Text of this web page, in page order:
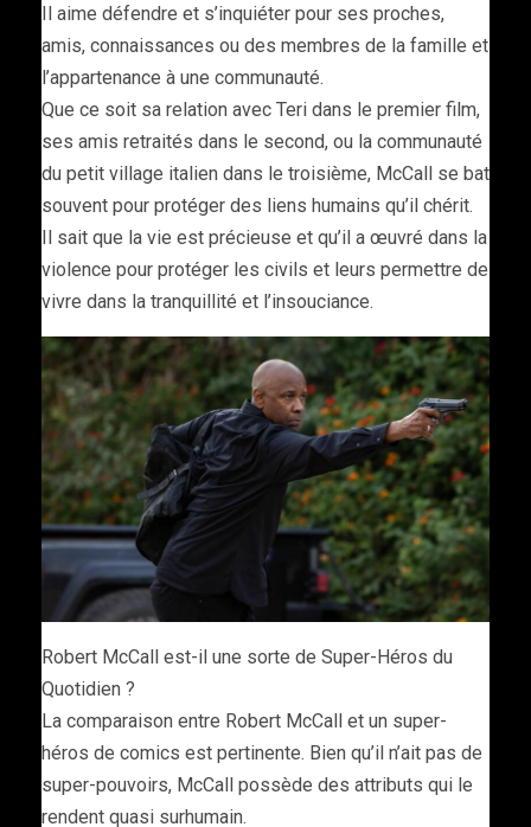
Il aime défendre et s’inquiéter pour ses proches,
amis, connaissances ou des membres de la famille et
l’appartenance à une communauté.
Que ce soit sa relation avec Teri dans le premier film,
ses amis retraités dans le second, ou la communauté
du petit village italien dans le troisième, McCall se bat
souvent pour protéger des liens humains qu’il chérit.
Il sait que la vie est précieuse et qu’il a œuvré dans la
violence pour protéger les civils et leurs permettre de
vivre dans la tranquillité et l’insouciance.
Robert McCall est-il une sorte de Super-Héros du
Quotidien ?
La comparaison entre Robert McCall et un super-
héros de comics est pertinente. Bien qu’il n’ait pas de
super-pouvoirs, McCall possède des attributs qui le
rendent quasi surhumain.